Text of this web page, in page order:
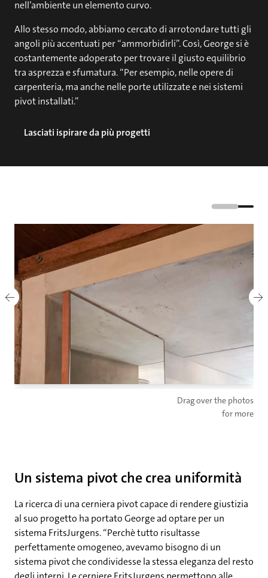
nell’ambiente un elemento curvo.
Allo stesso modo, abbiamo cercato di arrotondare tutti gli
angoli più accentuati per “ammorbidirli”. Così, George si è
costantemente adoperato per trovare il giusto equilibrio
tra asprezza e sfumatura. “Per esempio, nelle opere di
carpenteria, ma anche nelle porte utilizzate e nei sistemi
pivot installati.”
Lasciati ispirare da più progetti
Drag over the photos
for more
Un sistema pivot che crea uniformità
La ricerca di una cerniera pivot capace di rendere giustizia
al suo progetto ha portato George ad optare per un
sistema FritsJurgens. “Perchè tutto risultasse
perfettamente omogeneo, avevamo bisogno di un
sistema pivot che condividesse la stessa eleganza del resto